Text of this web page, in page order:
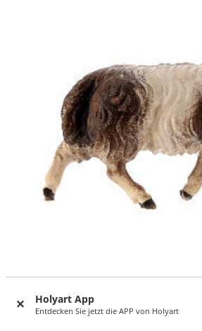
Holyart App
Entdecken Sie jetzt die APP von Holyart
Zweifarbiges Schaf 12cm
AUF BESTELLUNG